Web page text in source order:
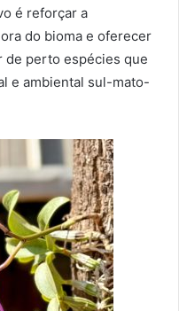
é reforçar a
do bioma e oferecer
de perto espécies que
e ambiental sul-mato-